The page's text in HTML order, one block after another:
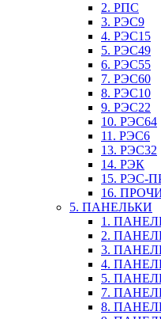
2. РПС
3. РЭС9
4. РЭС15
5. РЭС49
6. РЭС55
7. РЭС60
8. РЭС10
9. РЭС22
10. РЭС64
11. РЭС6
13. РЭС32
14. РЭК
15. РЭС-
16.
5. ПАНЕЛЬКИ
1.
2.
3.
4.
5.
7.
8.